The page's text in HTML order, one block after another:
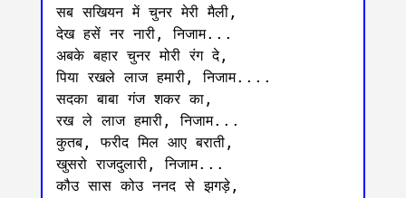
सब सखियन में चुनर मेरी मैली,
देख हसें नर नारी, निजाम...
अबके बहार चुनर मोरी रंग दे,
पिया रखले लाज हमारी, निजाम....
सदका बाबा गंज शकर का,
रख ले लाज हमारी, निजाम...
कुतब, फरीद मिल आए बराती,
खुसरो राजदुलारी, निजाम...
कौउ सास कोउ ननद से झगड़े,